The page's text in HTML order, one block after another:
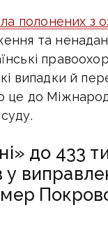
полонених з
та
випадки й
це до
до 433
мер